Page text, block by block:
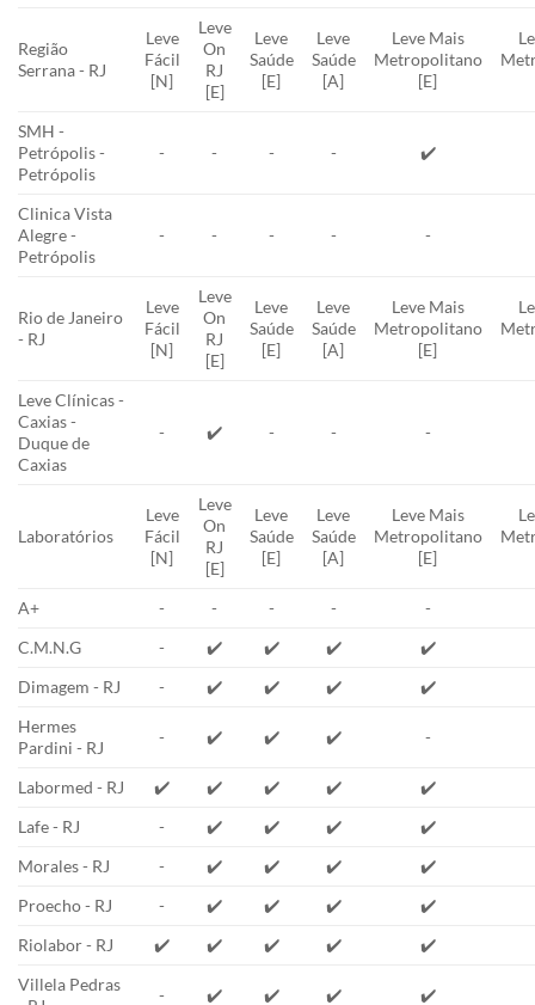
Região
Serrana - RJ
Leve
Fácil
[N]
Leve
On
RJ
[E]
Leve
Saúde
[E]
Leve
Saúde
[A]
Leve Mais
Metropolitano
[E]
SMH -
Petrópolis -
Petrópolis
- - - - ✔️
Clinica Vista
Alegre -
Petrópolis
- - - - -
Rio de Janeiro
- RJ
Leve
Fácil
[N]
Leve
On
RJ
[E]
Leve
Saúde
[E]
Leve
Saúde
[A]
Leve Mais
Metropolitano
[E]
Leve Clínicas -
Caxias -
Duque de
Caxias
- ✔️ - - -
Laboratórios
Leve
Fácil
[N]
Leve
On
RJ
[E]
Leve
Saúde
[E]
Leve
Saúde
[A]
Leve Mais
Metropolitano
[E]
A+ - - - -
-
C.M.N.G
- ✔️ ✔️ ✔️
✔️
Dimagem - RJ
- ✔️ ✔️ ✔️
✔️
Hermes
Pardini - RJ
- ✔️ ✔️ ✔️ -
Labormed - RJ ✔️ ✔️ ✔️ ✔️
✔️
Lafe - RJ
- ✔️ ✔️ ✔️
✔️
Morales - RJ
- ✔️ ✔️ ✔️
✔️
Proecho - RJ
- ✔️ ✔️ ✔️
✔️
Riolabor - RJ
✔️ ✔️ ✔️ ✔️
✔️
Villela Pedras
- ✔️ ✔️ ✔️ ✔️